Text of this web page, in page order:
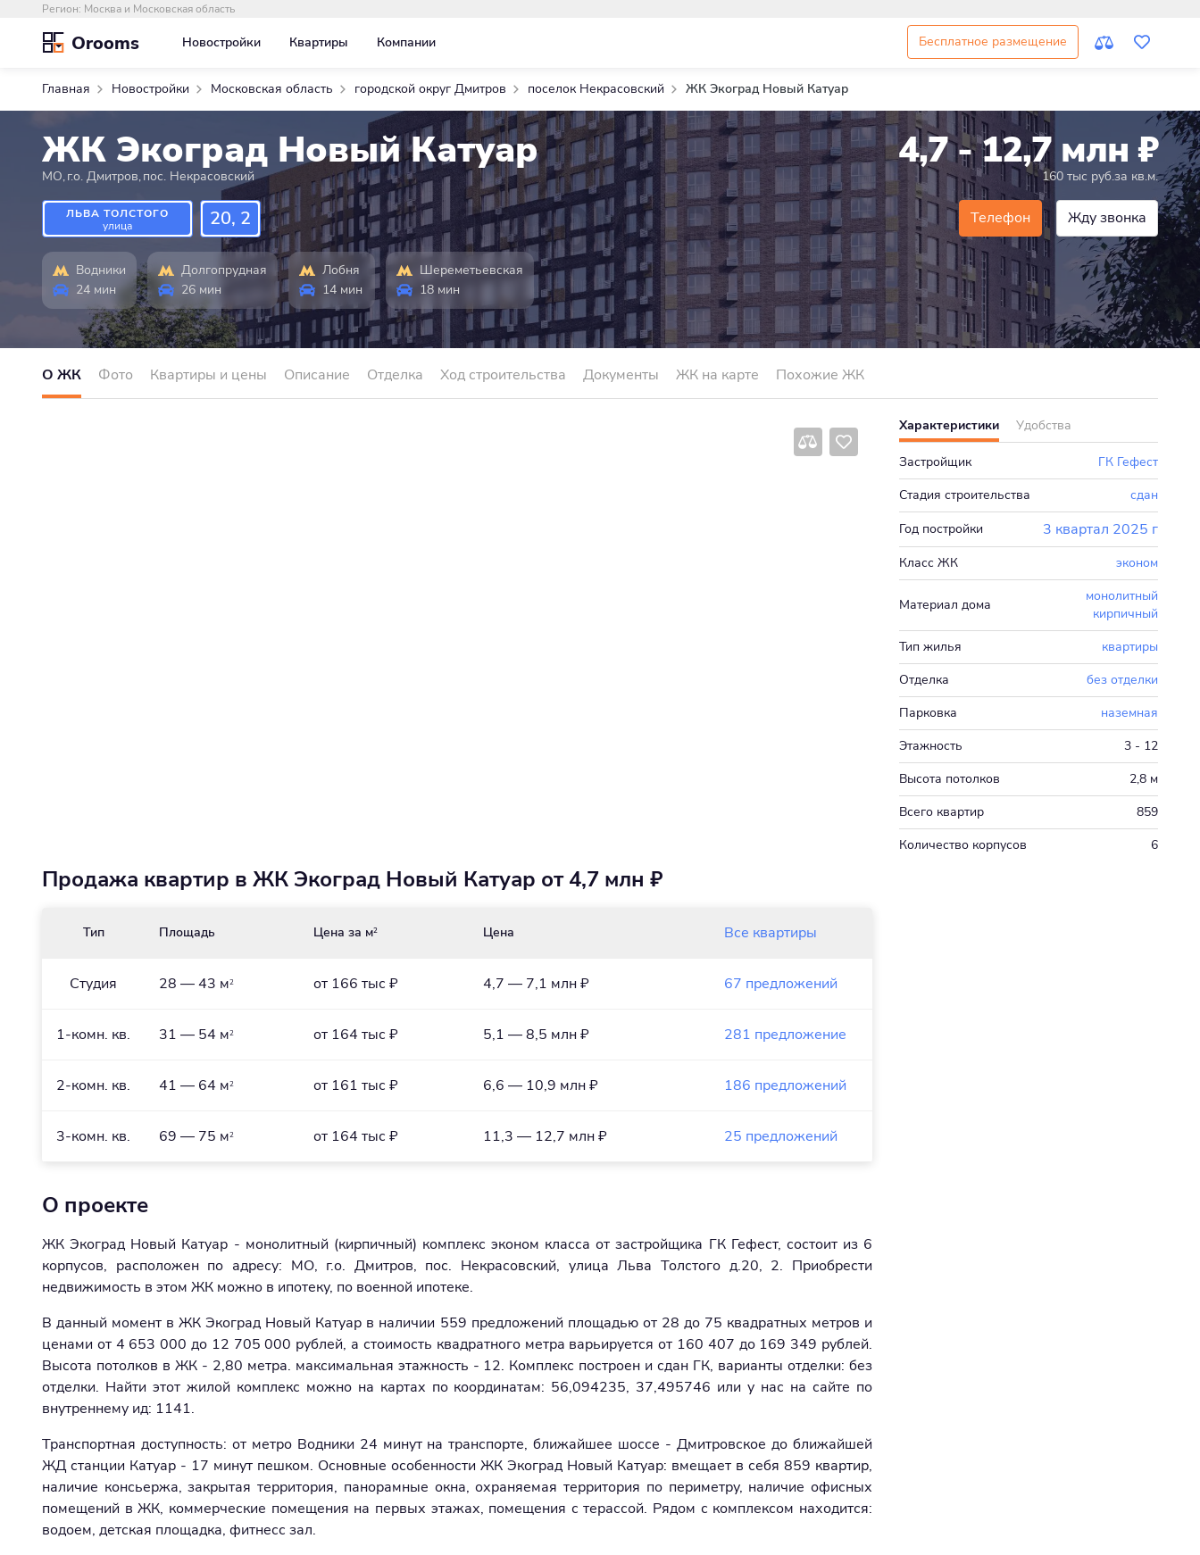
Регион: Москва и Московская область
Orooms Новостройки Квартиры Компании Бесплатное размещение
Главная Новостройки Московская область городской округ Дмитров поселок Некрасовский ЖК Экоград Новый Катуар
ЖК Экоград Новый Катуар
МО,г.о. Дмитров,пос. Некрасовский
ЛЬВА ТОЛСТОГО
улица
20, 2
Водники
24 мин
Долгопрудная
26 мин
Лобня
14 мин
Шереметьевская
18 мин
4,7 - 12,7 млн ₽
160 тыс руб.за кв.м.
Телефон Жду звонка
О ЖК Фото Квартиры и цены Описание Отделка Ход строительства Документы ЖК на карте Похожие ЖК
Характеристики Удобства
Застройщик
ГК Гефест
Стадия строительства
сдан
Год постройки
3 квартал 2025 г
Класс ЖК эконом
Материал дома
монолитный
кирпичный
Тип жилья
квартиры
Отделка
без отделки
Парковка
наземная
Этажность
3 - 12
Высота потолков
2,8 м
Всего квартир
859
Количество корпусов
6
Продажа квартир в ЖК Экоград Новый Катуар от 4,7 млн ₽
Тип Площадь Цена за м2 Цена Все квартиры
Студия 28 — 43 м2 от 166 тыс ₽ 4,7 — 7,1 млн ₽ 67 предложений
1-комн. кв. 31 — 54 м2 от 164 тыс ₽ 5,1 — 8,5 млн ₽ 281 предложение
2-комн. кв. 41 — 64 м2 от 161 тыс ₽ 6,6 — 10,9 млн ₽ 186 предложений
3-комн. кв. 69 — 75 м2 от 164 тыс ₽ 11,3 — 12,7 млн ₽ 25 предложений
О проекте
ЖК Экоград Новый Катуар - монолитный (кирпичный) комплекс эконом класса от застройщика ГК Гефест, состоит из 6
корпусов, расположен по адресу: МО, г.о. Дмитров, пос. Некрасовский, улица Льва Толстого д.20, 2. Приобрести
недвижимость в этом ЖК можно в ипотеку, по военной ипотеке.
В данный момент в ЖК Экоград Новый Катуар в наличии 559 предложений площадью от 28 до 75 квадратных метров и
ценами от 4 653 000 до 12 705 000 рублей, а стоимость квадратного метра варьируется от 160 407 до 169 349 рублей.
Высота потолков в ЖК - 2,80 метра. максимальная этажность - 12. Комплекс построен и сдан ГК, варианты отделки: без
отделки. Найти этот жилой комплекс можно на картах по координатам: 56,094235, 37,495746 или у нас на сайте по
внутреннему ид: 1141.
Транспортная доступность: от метро Водники 24 минут на транспорте, ближайшее шоссе - Дмитровское до ближайшей
ЖД станции Катуар - 17 минут пешком. Основные особенности ЖК Экоград Новый Катуар: вмещает в себя 859 квартир,
наличие консьержа, закрытая территория, панорамные окна, охраняемая территория по периметру, наличие офисных
помещений в ЖК, коммерческие помещения на первых этажах, помещения с терассой. Рядом с комплексом находится:
водоем, детская площадка, фитнесс зал.